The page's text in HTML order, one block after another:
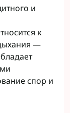
и
к
—
спор и